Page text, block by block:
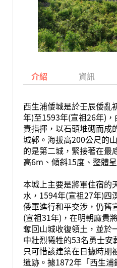
介紹 資訊
西生浦倭城是於壬辰倭亂
年)至1593年(宣祖26年)
責指揮，以石頭堆砌而成
城郭。海拔高200公尺的
的是第二城，緊接著在最
高6m、傾斜15度、整體
本城上主要是將軍住宿的
水，1594年(宣祖27年)四
倭軍進行和平交涉，仍舊
(宣祖31年)，在明朝麻貴
奪回山城收復領土，並於
中壯烈犧牲的53名勇士安
只可惜該建築在日據時期
遺跡。據1872年「西生